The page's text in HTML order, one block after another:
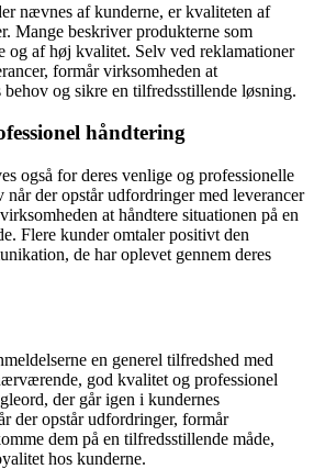
nævnes af kunderne, er kvaliteten af
Mange beskriver produkterne som
og af høj kvalitet. Selv ved reklamationer
formår virksomheden at
og sikre en tilfredsstillende løsning.
håndtering
også for deres venlige og professionelle
der opstår udfordringer med leverancer
at håndtere situationen på en
Flere kunder omtaler positivt den
de har oplevet gennem deres
en generel tilfredshed med
god kvalitet og professionel
der går igen i kundernes
der opstår udfordringer, formår
dem på en tilfredsstillende måde,
hos kunderne.